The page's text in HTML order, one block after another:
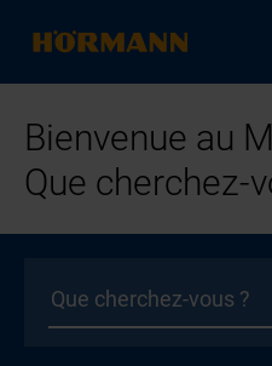
Bienvenue au
Que cherchez-